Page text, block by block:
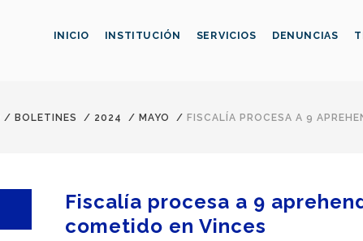
INICIO INSTITUCIÓN SERVICIOS DENUNCIAS
/ BOLETINES / 2024 / MAYO / FISCALÍA PROCESA A 9
Fiscalía procesa a 9
cometido en Vinces